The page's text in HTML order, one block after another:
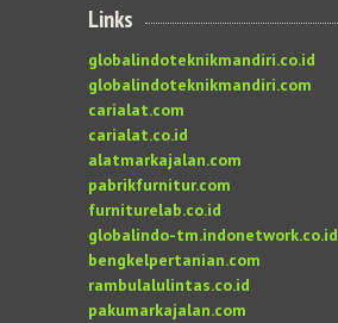
Links
globalindoteknikmandiri.co.id
globalindoteknikmandiri.com
carialat.com
carialat.co.id
alatmarkajalan.com
pabrikfurnitur.com
furniturelab.co.id
globalindo-tm.indonetwork.co.id
bengkelpertanian.com
rambulalulintas.co.id
pakumarkajalan.com